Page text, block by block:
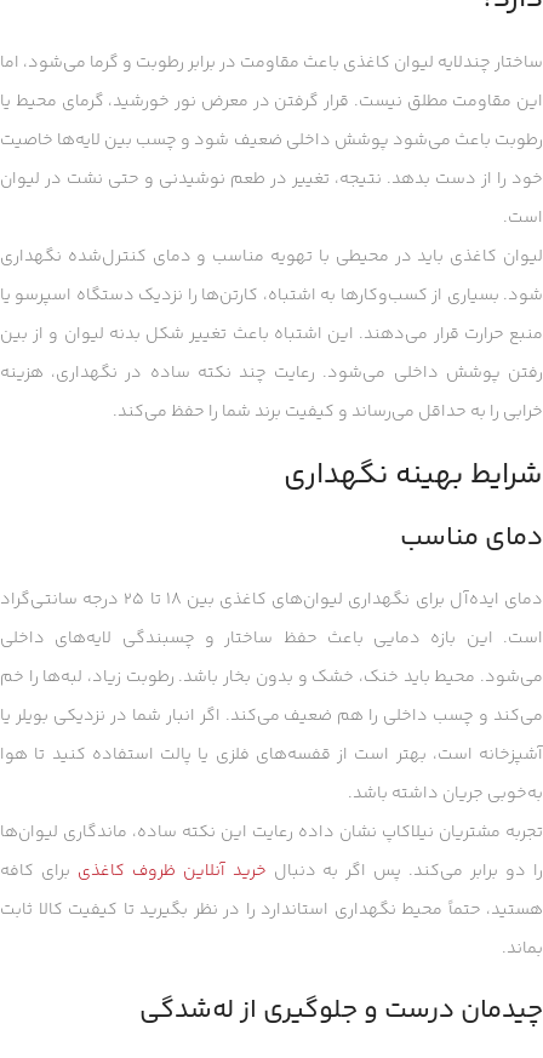
ساختار چندلایه لیوان کاغذی باعث مقاومت در برابر رطوبت و گرما می‌شود، اما
این مقاومت مطلق نیست. قرار گرفتن در معرض نور خورشید، گرمای محیط یا
رطوبت باعث می‌شود پوشش داخلی ضعیف شود و چسب بین لایه‌ها خاصیت
خود را از دست بدهد. نتیجه، تغییر در طعم نوشیدنی و حتی نشت در لیوان
است.
لیوان کاغذی باید در محیطی با تهویه مناسب و دمای کنترل‌شده نگهداری
شود. بسیاری از کسب‌وکارها به اشتباه، کارتن‌ها را نزدیک دستگاه اسپرسو یا
منبع حرارت قرار می‌دهند. این اشتباه باعث تغییر شکل بدنه لیوان و از بین
رفتن پوشش داخلی می‌شود. رعایت چند نکته ساده در نگهداری، هزینه
خرابی را به حداقل می‌رساند و کیفیت برند شما را حفظ می‌کند.
شرایط بهینه نگهداری
دمای مناسب
دمای ایده‌آل برای نگهداری لیوان‌های کاغذی بین ۱۸ تا ۲۵ درجه سانتی‌گراد
است. این بازه دمایی باعث حفظ ساختار و چسبندگی لایه‌های داخلی
می‌شود. محیط باید خنک، خشک و بدون بخار باشد. رطوبت زیاد، لبه‌ها را خم
می‌کند و چسب داخلی را هم ضعیف می‌کند. اگر انبار شما در نزدیکی بویلر یا
آشپزخانه است، بهتر است از قفسه‌های فلزی یا پالت استفاده کنید تا هوا
به‌خوبی جریان داشته باشد.
تجربه مشتریان نیلاکاپ نشان داده رعایت این نکته ساده، ماندگاری لیوان‌ها
را دو برابر می‌کند. پس اگر به دنبال خرید آنلاین ظروف کاغذی برای کافه
هستید، حتماً محیط نگهداری استاندارد را در نظر بگیرید تا کیفیت کالا ثابت
بماند.
چیدمان درست و جلوگیری از له‌شدگی